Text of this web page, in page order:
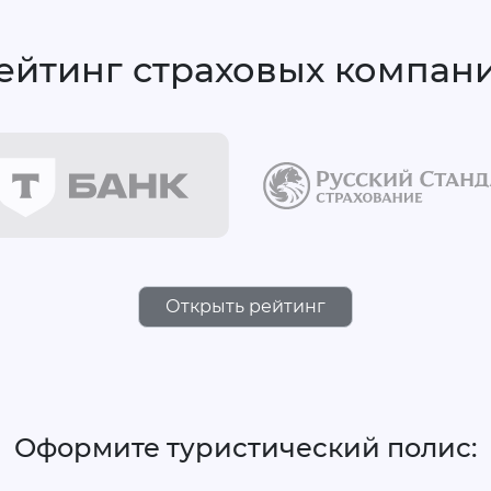
страховых
Открыть рейтинг
Оформите туристический полис: